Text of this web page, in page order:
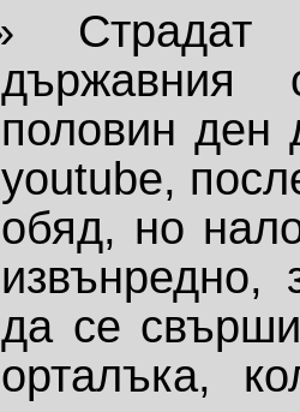
държавния
половин ден
youtube,
обяд, но
извънредно,
да се
орталъка,